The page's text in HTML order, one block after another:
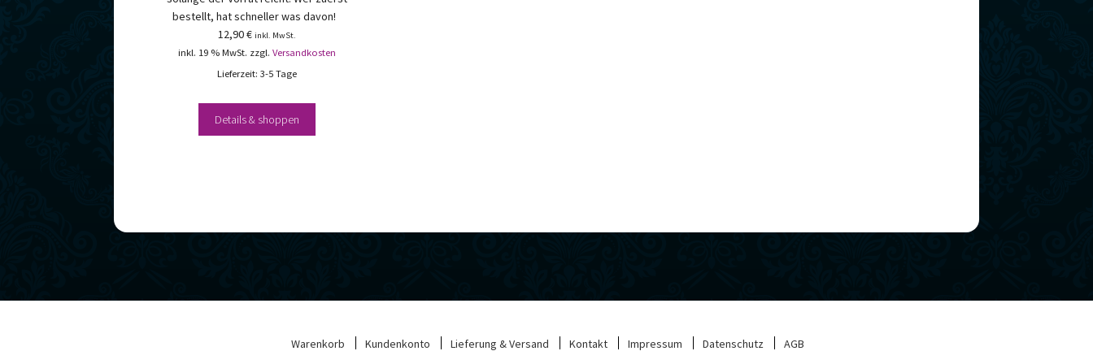
bestellt, hat schneller was davon!
12,90€ inkl. MwSt.
inkl. 19 % MwSt. zzgl. Versandkosten
Lieferzeit: 3-5 Tage
Details & shoppen
Warenkorb Kundenkonto Lieferung & Versand Kontakt Impressum Datenschutz AGB